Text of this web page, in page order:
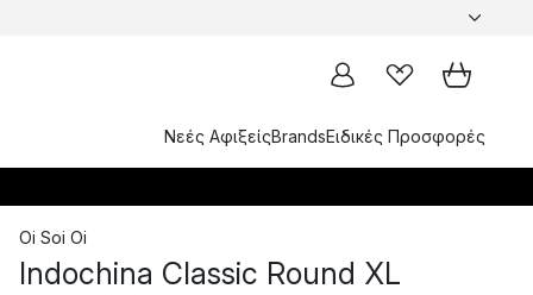
Νεές ΑφιξείςBrandsΕιδικές Προσφορές
Oi Soi Oi
Indochina Classic Round XL